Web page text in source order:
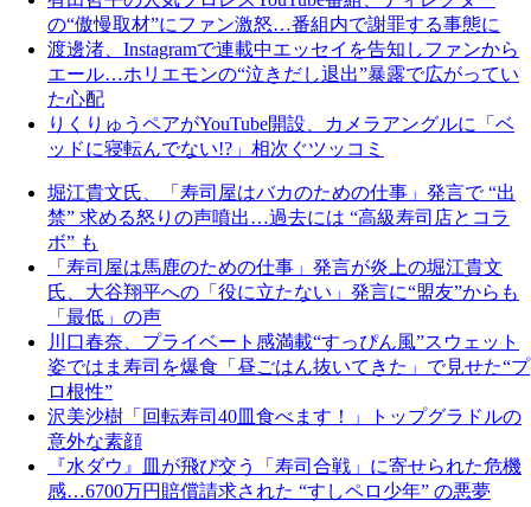
の“傲慢取材”にファン激怒…番組内で謝罪する事態に
渡邊渚、Instagramで連載中エッセイを告知しファンから
エール…ホリエモンの“泣きだし退出”暴露で広がってい
た心配
りくりゅうペアがYouTube開設、カメラアングルに「ベ
ッドに寝転んでない!?」相次ぐツッコミ
堀江貴文氏、「寿司屋はバカのための仕事」発言で “出
禁” 求める怒りの声噴出…過去には “高級寿司店とコラ
ボ” も
「寿司屋は馬鹿のための仕事」発言が炎上の堀江貴文
氏、大谷翔平への「役に立たない」発言に“盟友”からも
「最低」の声
川口春奈、プライベート感満載“すっぴん風”スウェット
姿ではま寿司を爆食「昼ごはん抜いてきた」で見せた“プ
ロ根性”
沢美沙樹「回転寿司40皿食べます！」トップグラドルの
意外な素顔
『水ダウ』皿が飛び交う「寿司合戦」に寄せられた危機
感…6700万円賠償請求された “すしペロ少年” の悪夢